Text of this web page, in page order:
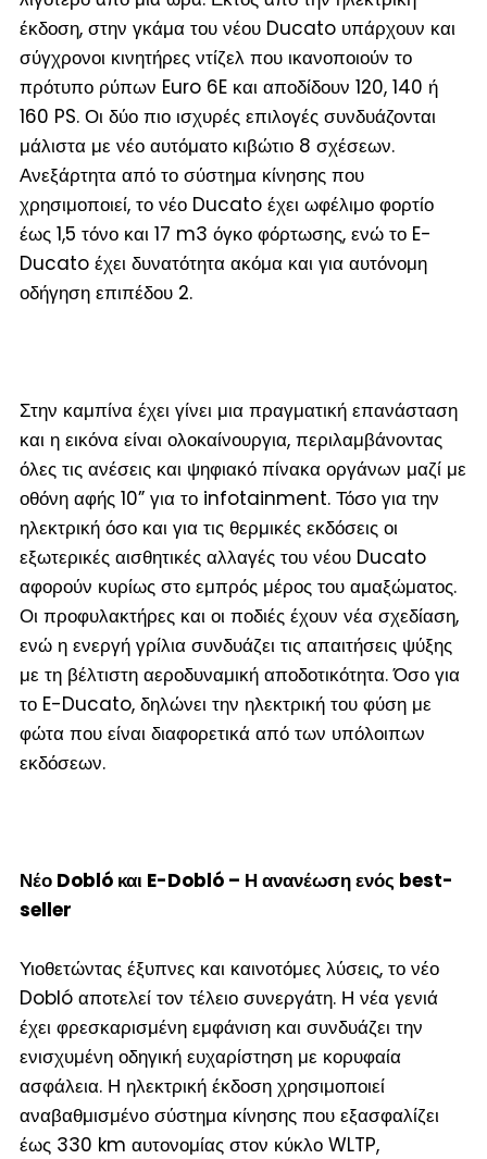
έκδοση, στην γκάμα του νέου Ducato υπάρχουν και
σύγχρονοι κινητήρες ντίζελ που ικανοποιούν το
πρότυπο ρύπων Euro 6E και αποδίδουν 120, 140 ή
160 PS. Οι δύο πιο ισχυρές επιλογές συνδυάζονται
μάλιστα με νέο αυτόματο κιβώτιο 8 σχέσεων.
Ανεξάρτητα από το σύστημα κίνησης που
χρησιμοποιεί, το νέο Ducato έχει ωφέλιμο φορτίο
έως 1,5 τόνο και 17 m3 όγκο φόρτωσης, ενώ το E-
Ducato έχει δυνατότητα ακόμα και για αυτόνομη
οδήγηση επιπέδου 2.
Στην καμπίνα έχει γίνει μια πραγματική επανάσταση
και η εικόνα είναι ολοκαίνουργια, περιλαμβάνοντας
όλες τις ανέσεις και ψηφιακό πίνακα οργάνων μαζί με
οθόνη αφής 10” για το infotainment. Τόσο για την
ηλεκτρική όσο και για τις θερμικές εκδόσεις οι
εξωτερικές αισθητικές αλλαγές του νέου Ducato
αφορούν κυρίως στο εμπρός μέρος του αμαξώματος.
Οι προφυλακτήρες και οι ποδιές έχουν νέα σχεδίαση,
ενώ η ενεργή γρίλια συνδυάζει τις απαιτήσεις ψύξης
με τη βέλτιστη αεροδυναμική αποδοτικότητα. Όσο για
το E-Ducato, δηλώνει την ηλεκτρική του φύση με
φώτα που είναι διαφορετικά από των υπόλοιπων
εκδόσεων.
Νέο Dobló και E-Dobló – Η ανανέωση ενός best-
seller
Υιοθετώντας έξυπνες και καινοτόμες λύσεις, το νέο
Dobló αποτελεί τον τέλειο συνεργάτη. Η νέα γενιά
έχει φρεσκαρισμένη εμφάνιση και συνδυάζει την
ενισχυμένη οδηγική ευχαρίστηση με κορυφαία
ασφάλεια. Η ηλεκτρική έκδοση χρησιμοποιεί
αναβαθμισμένο σύστημα κίνησης που εξασφαλίζει
έως 330 km αυτονομίας στον κύκλο WLTP,